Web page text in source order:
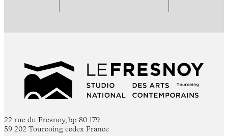
22 rue du Fresnoy, bp 80 179
59 202 Tourcoing cedex France